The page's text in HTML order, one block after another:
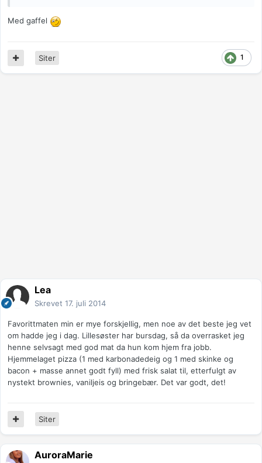
Med gaffel
1
Siter
Lea
Skrevet 17. juli 2014
Favorittmaten min er mye forskjellig, men noe av det beste jeg vet
om hadde jeg i dag. Lillesøster har bursdag, så da overrasket jeg
henne selvsagt med god mat da hun kom hjem fra jobb.
Hjemmelaget pizza (1 med karbonadedeig og 1 med skinke og
bacon + masse annet godt fyll) med frisk salat til, etterfulgt av
nystekt brownies, vaniljeis og bringebær. Det var godt, det!
Siter
AuroraMarie